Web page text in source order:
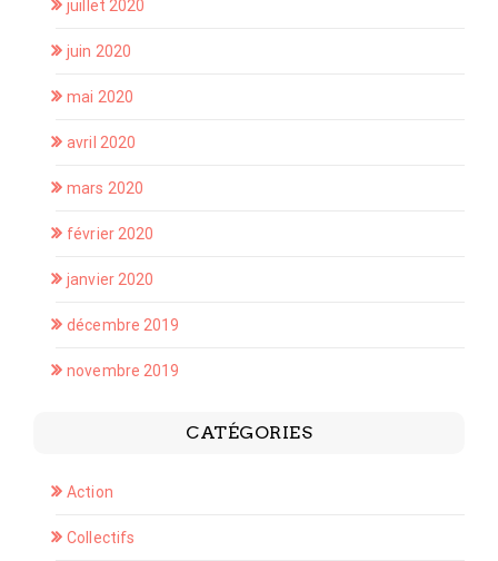
juillet 2020
juin 2020
mai 2020
avril 2020
mars 2020
février 2020
janvier 2020
décembre 2019
novembre 2019
CATÉGORIES
Action
Collectifs